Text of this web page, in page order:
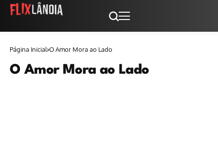
Página Inicial O Amor Mora ao Lado
O Amor Mora ao Lado